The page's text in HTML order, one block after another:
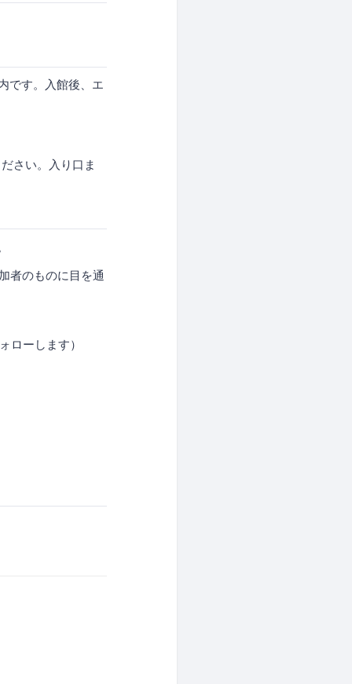
です。入館後、エ
さい。入り口ま
者のものに目を通
ーします）